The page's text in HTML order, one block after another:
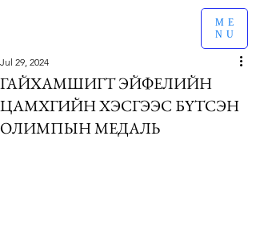
ME
NU
ГАЙХАМШИГТ ЭЙФЕЛИЙН
ЦАМХГИЙН ХЭСГЭЭС БҮТСЭН
ОЛИМПЫН МЕДАЛЬ
Jul 29, 2024